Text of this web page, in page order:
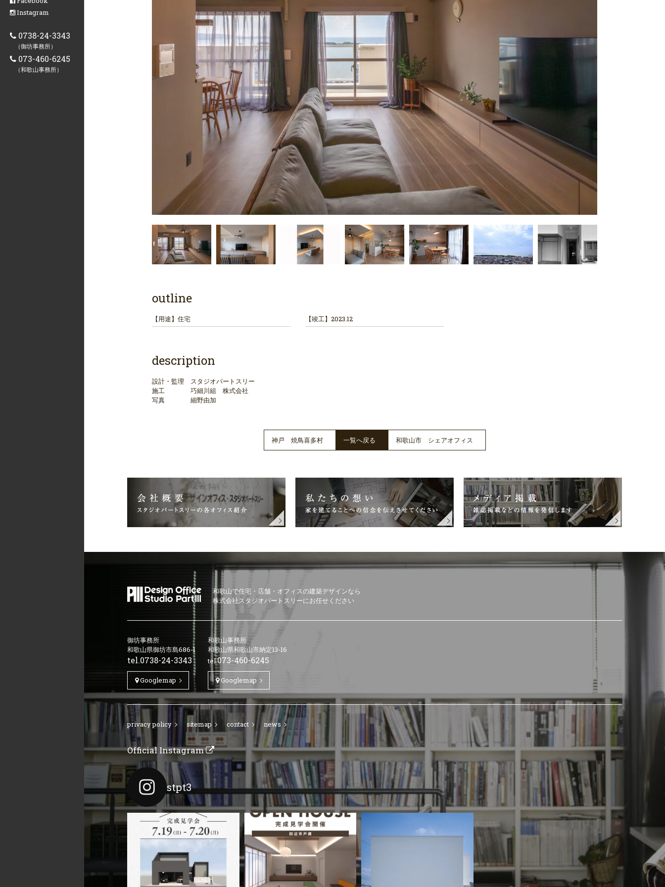
Instagram
0738-24-3343
（御坊事務所）
073-460-6245
（和歌山事務所）
outline
【用途】 住宅 【竣工】 2023.12
description
設計・監理 スタジオパートスリー
施工 巧細川組 株式会社
写真 細野由加
神戸 焼鳥喜多村 一覧へ戻る 和歌山市 シェアオフィス
和歌山で住宅・店舗・オフィスの建築デザインなら
株式会社スタジオパートスリーにお任せください
御坊事務所
和歌山県御坊市島686-1
tel.0738-24-3343
Googlemap
和歌山事務所
和歌山県和歌山市納定13-16
tel.073-460-6245
Googlemap
privacy policy sitemap contact news
Official Instagram
stpt3